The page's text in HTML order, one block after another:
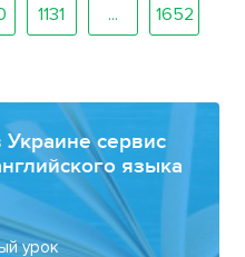
1131 ... 1652
сервис
языка
урок